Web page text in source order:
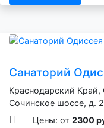
Санаторий
Краснодарский Край,
Сочинское шоссе, д.
Цены: от 2300